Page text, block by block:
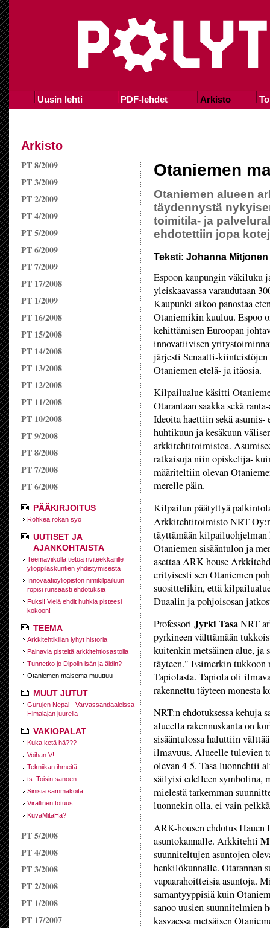
Uusin lehti PDF-lehdet Arkisto
Arkisto
PT 8/2009
PT 3/2009
PT 2/2009
PT 4/2009
PT 5/2009
PT 6/2009
PT 7/2009
PT 17/2008
PT 1/2009
PT 16/2008
PT 15/2008
PT 14/2008
PT 13/2008
PT 12/2008
PT 11/2008
PT 10/2008
PT 9/2008
PT 8/2008
PT 7/2008
PT 6/2008
PÄÄKIRJOITUS
Rohkea rokan syö
UUTISET JA
AJANKOHTAISTA
Teemaviikolla tietoa riviteekkarille
ylioppilaskuntien yhdistymisestä
Innovaatioyliopiston nimikilpailuun
ropisi runsaasti ehdotuksia
Fuksi! Vielä ehdit huhkia pisteesi
kokoon!
TEEMA
Arkkitehtikillan lyhyt historia
Painavia pisteitä arkkitehtiosastolla
Tunnetko jo Dipolin isän ja äidin?
Otaniemen maisema muuttuu
MUUT JUTUT
Gurujen Nepal - Varvassandaaleissa
Himalajan juurella
VAKIOPALAT
Kuka ketä hä???
Voihan V!
Tekniikan ihmeitä
ts. Toisin sanoen
Sinisiä sammakoita
Virallinen totuus
KuvaMitäHä?
PT 5/2008
PT 4/2008
PT 3/2008
PT 2/2008
PT 1/2008
PT 17/2007
Otaniemen
Otaniemen alueen
täydennystä
toimitila- ja
ehdotettiin jopa
Teksti: Johanna Mitjonen
Espoon kaupungin väkiluku
yleiskaavassa varaudutaan
Kaupunki aikoo panostaa
Otaniemikin kuuluu. Espoo
kehittämisen Euroopan
innovatiivisen
järjesti Senaatti-
Otaniemen etelä- ja itäosia.
Kilpailualue käsitti
Otarantaan saakka sekä
Ideoita haettiin sekä
huhtikuun ja kesäkuun
arkkitehtitoimistoa.
ratkaisuja niin opiskelija-
määriteltiin olevan
merelle päin.
Kilpailun päätyttyä
Arkkitehtitoimisto NRT
täyttämään
Otaniemen sisääntulon ja
asettaa ARK-house
erityisesti sen Otaniemen
suosittelikin, että
Duaalin ja pohjoisosan
Professori Jyrki TasaNRT
pyrkineen välttämään
kuitenkin metsäinen alue, ja
täyteen." Esimerkin tukkoon
Tapiolasta. Tapiola oli
rakennettu täyteen monesta
NRT:n ehdotuksessa kehuja
alueella rakennuskanta on
sisääntulossa haluttiin
ilmavuus. Alueelle tulevien
olevan 4-5. Tasa luonnehtii
säilyisi edelleen symbolina,
mielestä tarkemman
luonnekin olla, ei vain
ARK-housen ehdotus
asuntokannalle. Arkkitehti
suunniteltujen asuntojen
henkilökunnalle. Otarannan
vapaarahoitteisia asuntoja.
samantyyppisiä kuin
sanoo uusien suunnitelmien
kasvaessa metsäisen